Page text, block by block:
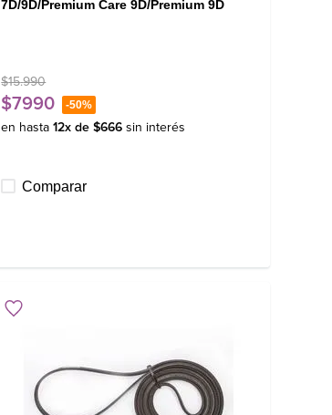
7D/9D/Premium Care 9D/Premium 9D
$15.990
$7990 -50%
en hasta 12x de $666 sin interés
Comparar